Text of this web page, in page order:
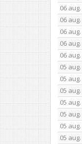
06 aug.
06 aug.
06 aug.
06 aug.
06 aug.
05 aug.
05 aug.
05 aug.
05 aug.
05 aug.
05 aug.
05 aug.